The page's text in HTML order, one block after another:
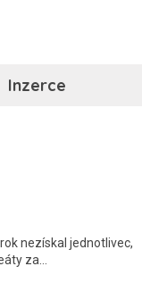
Inzerce
nezískal jednotlivec,
za…